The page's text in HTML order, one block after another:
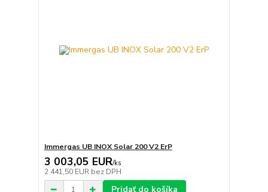
Immergas UB INOX Solar 200 V2 ErP
3 003,05 EUR/ks
2 441,50 EUR bez DPH
Pridať do košíka